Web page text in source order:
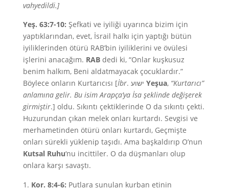
vahyedildi.]
Yeş. 63:7-10: Şefkati ve iyiliği uyarınca bizim için
yaptıklarından, evet, İsrail halkı için yaptığı bütün
iyiliklerinden ötürü RAB’bin iyiliklerini ve övülesi
işlerini anacağım. RABdedi ki, “Onlar kuşkusuz
benim halkım, Beni aldatmayacak çocuklardır.”
Böylece onların Kurtarıcısı [İbr Yeşua, “Kurtarıcı”
anlamına gelir. Bu isim Arapça’ya İsa şeklinde değişerek
girmiştir.] oldu. Sıkıntı çektiklerinde O da sıkıntı çekti.
Huzurundan çıkan melek onları kurtardı. Sevgisi ve
merhametinden ötürü onları kurtardı, Geçmişte
onları sürekli yüklenip taşıdı. Ama başkaldırıp O’nun
Kutsal Ruhu‘nu incittiler. O da düşmanları olup
onlara karşı savaştı.
Kor. 8:4-6: Putlara sunulan kurban etinin